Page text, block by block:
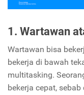
1. Wartawan
Wartawan bisa
bekerja di bawah
multitasking.
bekerja cepat,